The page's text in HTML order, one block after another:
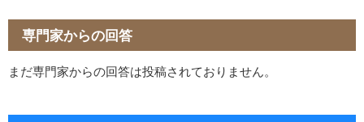
専門家からの回答
まだ専門家からの回答は投稿されておりません。